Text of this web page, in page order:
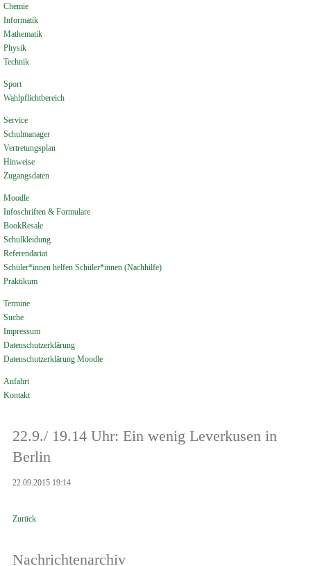
Chemie
Informatik
Mathematik
Physik
Technik
Sport
Wahlpflichtbereich
Service
Schulmanager
Vertretungsplan
Hinweise
Zugangsdaten
Moodle
Infoschriften & Formulare
BookResale
Schulkleidung
Referendariat
Schüler*innen helfen Schüler*innen (Nachhilfe)
Praktikum
Termine
Suche
Impressum
Datenschutzerklärung
Datenschutzerklärung Moodle
Anfahrt
Kontakt
22.9./ 19.14 Uhr: Ein wenig Leverkusen in
Berlin
22.09.2015 19:14
Zurück
Nachrichtenarchiv